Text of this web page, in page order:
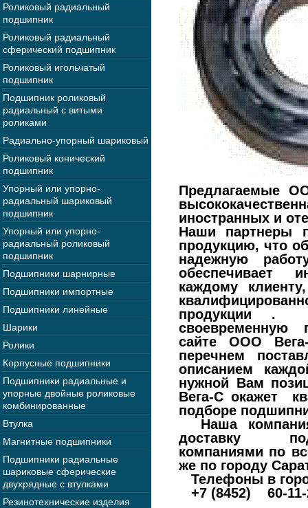
Предлагаемые
иностранных и
Наши партнеры
продукцию, что
надежную
обеспечивает
каждому
продукции .
своевременную
сайте ООО
перечнем
описанием
нужной Вам
Вега-С окажет
подборе
Наша
доставку
компаниями по
же по городу
Телефоны в
+7 (8452) 60-
Роликовый радиальный
подшипник
Роликовый радиальный
сферический подшипник
Роликовый игольчатый
подшипник
Подшипник роликовый
радиальный с витыми
роликами
Радиально-упорный шариковый
Роликовый конический
подшипник
Упорный или упорно-
радиальный шариковый
подшипник
Упорный или упорно-
радиальный роликовый
подшипник
Подшипники шарнирные
Подшипники импортные
Подшипники линейные
Шарики
Ролики
Корпусные подшипники
Подшипники радиальные и
упорные двойные роликовые
комбинированные
Втулка
Магнитные подшипники
Подшипники радиальные
шариковые сферические
двухрядные с втулками
Резинотехнические изделия